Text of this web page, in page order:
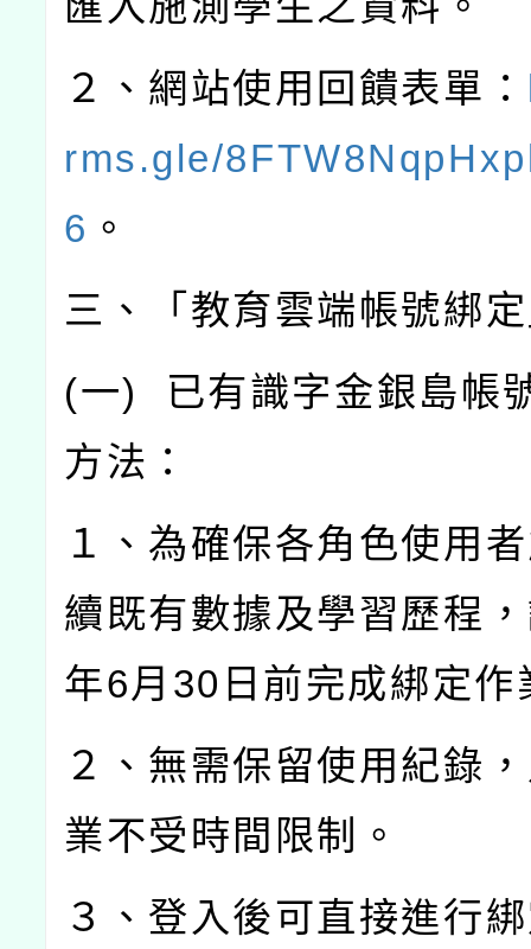
２、網站使用回饋表單：
rms.gle/
6 。
三、「教育雲端帳號綁
(一) 已有識字金銀島帳
方法：
１、為確保各角色使用
續既有數據及學習歷程
年6月 30 日前完成綁定作
２、無需保留使用紀錄
業不受時間限制。
３、登入後可直接進行